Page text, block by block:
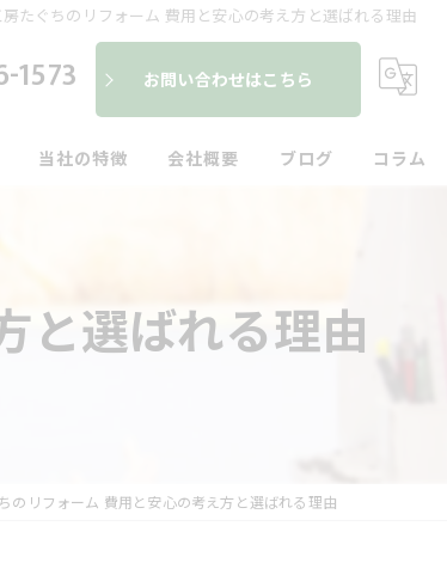
たぐちのリフォーム 費用と安心の考え方と選ばれる理由
1573 お問い合わせはこちら
当社の特徴
内装
会社概要 ブログ コラム
と選ばれる理由
のリフォーム 費用と安心の考え方と選ばれる理由